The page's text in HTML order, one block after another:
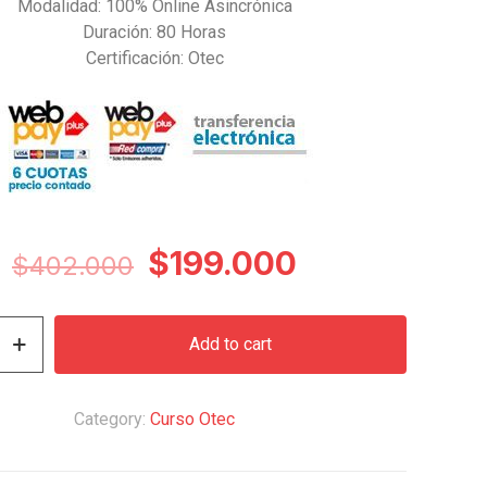
Modalidad: 100% Online Asincrónica
Duración: 80 Horas
Certificación: Otec
$402.000 Original
was:
$402.000.
$199.000
is:
Add to cart
Category: Curso Otec